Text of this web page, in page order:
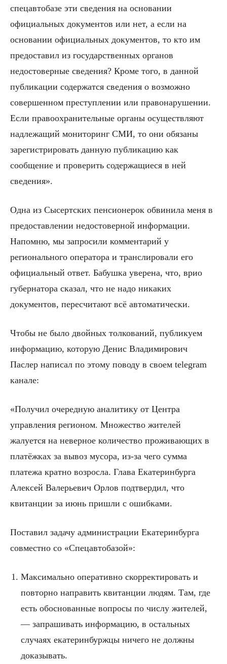
спецавтобазе эти сведения на основании
официальных документов или нет, а если на
основании официальных документов, то кто им
предоставил из государственных органов
недостоверные сведения? Кроме того, в данной
публикации содержатся сведения о возможно
совершенном преступлении или правонарушении.
Если правоохранительные органы осуществляют
надлежащий мониторинг СМИ, то они обязаны
зарегистрировать данную публикацию как
сообщение и проверить содержащиеся в ней
сведения».
Одна из Сысертских пенсионерок обвинила меня в
предоставлении недостоверной информации.
Напомню, мы запросили комментарий у
регионального оператора и транслировали его
официальный ответ. Бабушка уверена, что, врио
губернатора сказал, что не надо никаких
документов, пересчитают всё автоматически.
Чтобы не было двойных толкований, публикуем
информацию, которую Денис Владимирович
Паслер написал по этому поводу в своем telegram
канале:
«Получил очередную аналитику от Центра
управления регионом. Множество жителей
жалуется на неверное количество проживающих в
платёжках за вывоз мусора, из-за чего сумма
платежа кратно возросла. Глава Екатеринбурга
Алексей Валерьевич Орлов подтвердил, что
квитанции за июнь пришли с ошибками.
Поставил задачу администрации Екатеринбурга
совместно со «Спецавтобазой»:
Максимально оперативно скорректировать и
повторно направить квитанции людям. Там, где
есть обоснованные вопросы по числу жителей,
— запрашивать информацию, в остальных
случаях екатеринбуржцы ничего не должны
доказывать.